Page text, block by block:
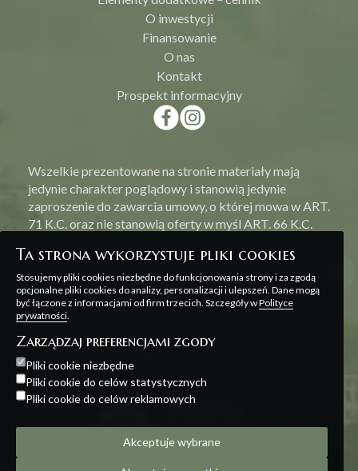
O inwestycji
Finansowanie
O nas
Kontakt
Prospekt informacyjny
Wszelkie prezentowane na stronie materiały mają
jedynie charakter poglądowy i stanowią jedynie
zaproszenie do zawarcia umowy, o której mowa w ART.
71 K.C. oraz nie stanowią oferty w myśl ART. 66 K.C.
Polityka prywatności
Ta strona wykorzystuje pliki cookies
Stosujemy pliki cookies niezbędne do funkcjonowania strony i za zgodą
opcjonalne pliki cookies do analizy, personalizacji i ulepszeń. Dane mogą
być łączone z informacjami od firm trzecich. Szczegóły wPolityce
prywatności.
Zarządzaj preferencjami zgody
Pliki cookie niezbędne
Pliki cookie do celów statystycznych
Pliki cookie do celów reklamowych
Akceptuje wybrane